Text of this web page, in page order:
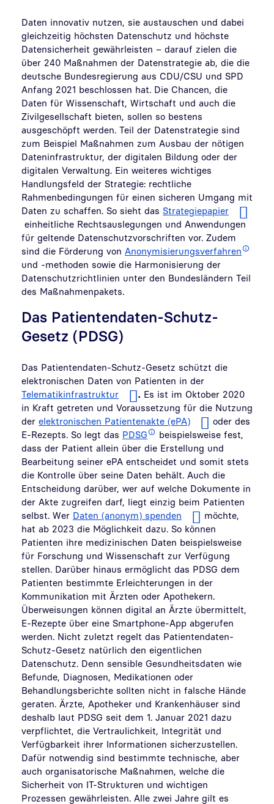
Daten innovativ nutzen, sie austauschen und dabei
gleichzeitig höchsten Datenschutz und höchste
Datensicherheit gewährleisten – darauf zielen die
über 240 Maßnahmen der Datenstrategie ab, die die
deutsche Bundesregierung aus CDU/CSU und SPD
Anfang 2021 beschlossen hat. Die Chancen, die
Daten für Wissenschaft, Wirtschaft und auch die
Zivilgesellschaft bieten, sollen so bestens
ausgeschöpft werden. Teil der Datenstrategie sind
zum Beispiel Maßnahmen zum Ausbau der nötigen
Dateninfrastruktur, der digitalen Bildung oder der
digitalen Verwaltung. Ein weiteres wichtiges
Handlungsfeld der Strategie: rechtliche
Rahmenbedingungen für einen sicheren Umgang mit
Daten zu schaffen. So sieht das Strategiepapier
einheitliche Rechtsauslegungen und Anwendungen
für geltende Datenschutzvorschriften vor. Zudem
sind die Förderung von Anonymisierungsverfahren
und -methoden sowie die Harmonisierung der
Datenschutzrichtlinien unter den Bundesländern Teil
des Maßnahmenpakets.
Das Patientendaten-Schutz-
Gesetz (PDSG)
Das Patientendaten-Schutz-Gesetz schützt die
elektronischen Daten von Patienten in der
Telematikinfrastruktur
. Es ist im Oktober 2020
in Kraft getreten und Voraussetzung für die Nutzung
der elektronischen Patientenakte (ePA)
oder des
E-Rezepts. So legt das PDSG
beispielsweise fest,
dass der Patient allein über die Erstellung und
Bearbeitung seiner ePA entscheidet und somit stets
die Kontrolle über seine Daten behält. Auch die
Entscheidung darüber, wer auf welche Dokumente in
der Akte zugreifen darf, liegt einzig beim Patienten
selbst. Wer Daten (anonym) spenden
möchte,
hat ab 2023 die Möglichkeit dazu. So können
Patienten ihre medizinischen Daten beispielsweise
für Forschung und Wissenschaft zur Verfügung
stellen. Darüber hinaus ermöglicht das PDSG dem
Patienten bestimmte Erleichterungen in der
Kommunikation mit Ärzten oder Apothekern.
Überweisungen können digital an Ärzte übermittelt,
E-Rezepte über eine Smartphone-App abgerufen
werden. Nicht zuletzt regelt das Patientendaten-
Schutz-Gesetz natürlich den eigentlichen
Datenschutz. Denn sensible Gesundheitsdaten wie
Befunde, Diagnosen, Medikationen oder
Behandlungsberichte sollten nicht in falsche Hände
geraten. Ärzte, Apotheker und Krankenhäuser sind
deshalb laut PDSG seit dem 1. Januar 2021 dazu
verpflichtet, die Vertraulichkeit, Integrität und
Verfügbarkeit ihrer Informationen sicherzustellen.
Dafür notwendig sind bestimmte technische, aber
auch organisatorische Maßnahmen, welche die
Sicherheit von IT-Strukturen und wichtigen
Prozessen gewährleisten. Alle zwei Jahre gilt es